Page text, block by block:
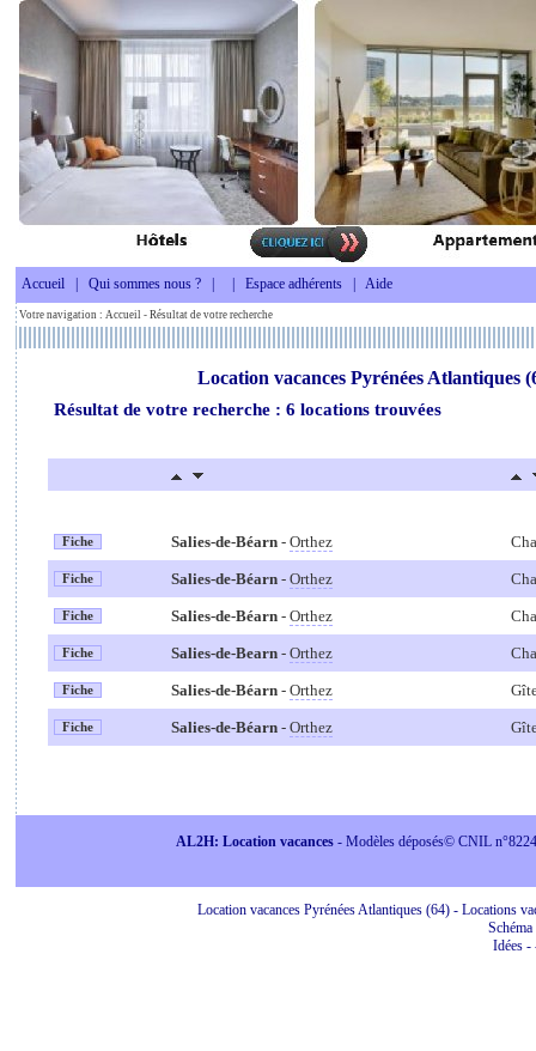
Accueil| Qui sommes nous ?| Espace adhérents| Aide
Votre navigation : Accueil- Résultat de votre recherche
Location vacances Pyrénées Atlantiques
Résultat de votre recherche : 6 locations trouvées
Fiche Salies-de-Béarn - Orthez
Fiche Salies-de-Béarn - Orthez
Fiche Salies-de-Béarn - Orthez
Fiche Salies-de-Bearn - Orthez
Fiche Salies-de-Béarn - Orthez
Fiche Salies-de-Béarn - Orthez
AL2H: Location vacances- Modèles déposés© CNIL
Location vacances Pyrénées Atlantiques (64) - Locations
Idées -